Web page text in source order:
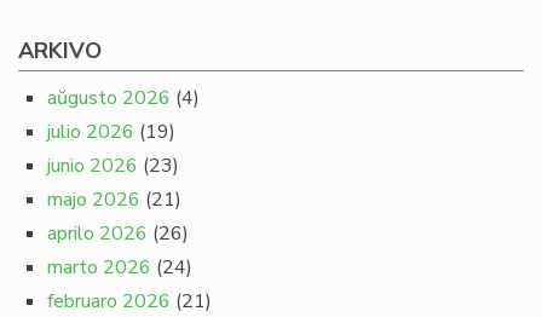
ARKIVO
aŭgusto 2026 (4)
julio 2026 (19)
junio 2026 (23)
majo 2026 (21)
aprilo 2026 (26)
marto 2026 (24)
februaro 2026 (21)